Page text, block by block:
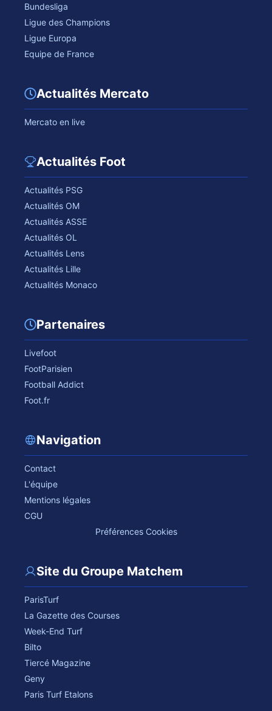
Bundesliga
Ligue des Champions
Ligue Europa
Equipe de France
Actualités Mercato
Mercato en live
Actualités Foot
Actualités PSG
Actualités OM
Actualités ASSE
Actualités OL
Actualités Lens
Actualités Lille
Actualités Monaco
Partenaires
Livefoot
FootParisien
Football Addict
Foot.fr
Navigation
Contact
L'équipe
Mentions légales
CGU
Préférences Cookies
Site du Groupe Matchem
ParisTurf
La Gazette des Courses
Week-End Turf
Bilto
Tiercé Magazine
Geny
Paris Turf Etalons